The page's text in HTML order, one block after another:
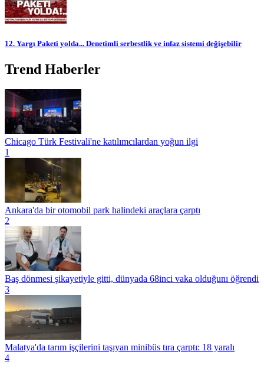
12. Yargı Paketi yolda... Denetimli serbestlik ve infaz sistemi değişebilir
Trend Haberler
Chicago Türk Festivali'ne katılımcılardan yoğun ilgi
1
Ankara'da bir otomobil park halindeki araçlara çarptı
2
Baş dönmesi şikayetiyle gitti, dünyada 68inci vaka olduğunı öğrendi
3
Malatya'da tarım işçilerini taşıyan minibüs tıra çarptı: 18 yaralı
4